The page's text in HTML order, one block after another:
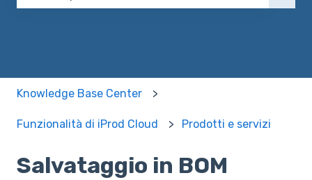
Knowledge Base Center
Funzionalità di iProd Cloud Prodotti e servizi
Salvataggio in BOM